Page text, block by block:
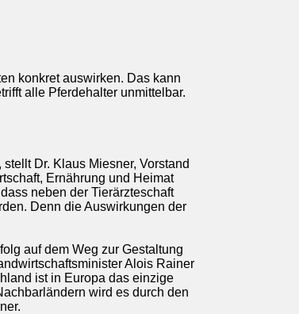
konkret auswirken. Das kann
alle Pferdehalter unmittelbar.
Dr. Klaus Miesner, Vorstand
Ernährung und Heimat
neben der Tierärzteschaft
Denn die Auswirkungen der
auf dem Weg zur Gestaltung
Alois Rainer
ist in Europa das einzige
wird es durch den